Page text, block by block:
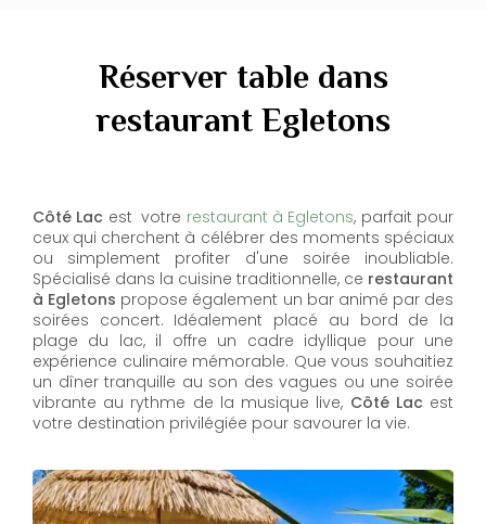
Réserver table dans
restaurant Egletons
Côté Lac est votre restaurant à Egletons, parfait pour
ceux qui cherchent à célébrer des moments spéciaux
ou simplement profiter d'une soirée inoubliable.
Spécialisé dans la cuisine traditionnelle, ce restaurant
à Egletons propose également un bar animé par des
soirées concert. Idéalement placé au bord de la
plage du lac, il offre un cadre idyllique pour une
expérience culinaire mémorable. Que vous souhaitiez
un dîner tranquille au son des vagues ou une soirée
vibrante au rythme de la musique live, Côté Lac est
votre destination privilégiée pour savourer la vie.